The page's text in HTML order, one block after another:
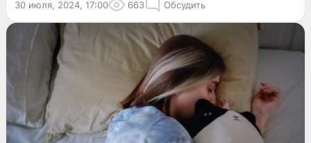
30 июля, 2024, 17:00 663 Обсудить